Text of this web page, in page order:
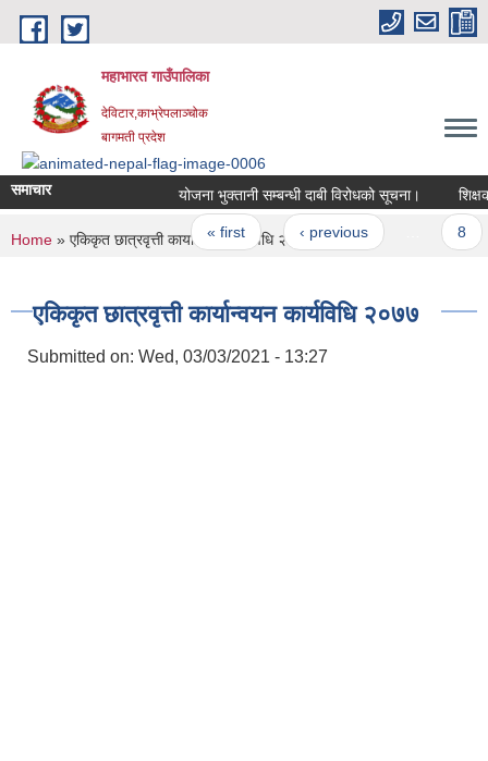
Skip to main content
महाभारत गाउँपालिका
देविटार,काभ्रेपलाञ्चोक
बागमती प्रदेश
समाचार योजना भुक्तानी सम्बन्धी दाबी विरोधको सूचना।
Pages
« first ‹ previous
You are here
Home » एकिकृत छात्रवृत्ती कार्यान्वयन कार्यविधि २०७७
एकिकृत छात्रवृत्ती कार्यान्वयन कार्यविधि २०७७
Submitted on: Wed, 03/03/2021 - 13:27